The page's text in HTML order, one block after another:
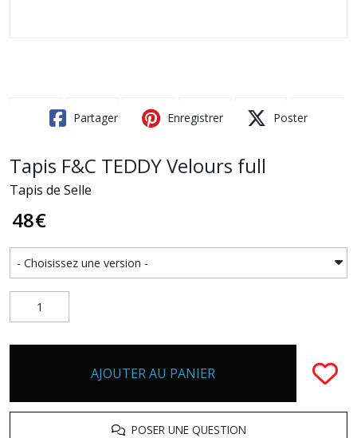
Partager Enregistrer Poster
Tapis F&C TEDDY Velours full
Tapis de Selle
48€
AJOUTER AU PANIER
POSER UNE QUESTION